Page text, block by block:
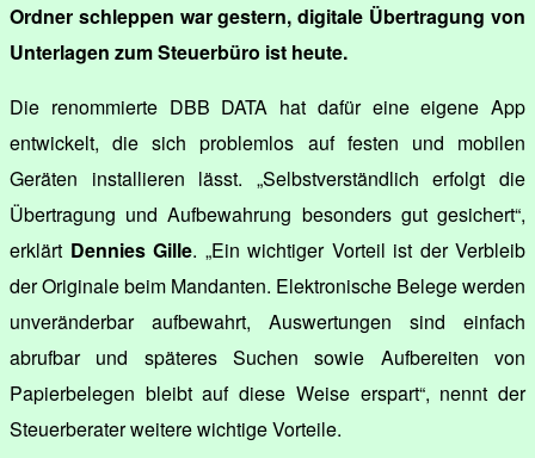
Ordner schleppen war gestern, digitale Übertragung von
Unterlagen zum Steuerbüro ist heute.
Die renommierte DBB DATA hat dafür eine eigene App
entwickelt, die sich problemlos auf festen und mobilen
Geräten installieren lässt. „Selbstverständlich erfolgt die
Übertragung und Aufbewahrung besonders gut gesichert“,
erklärt Dennies Gille. „Ein wichtiger Vorteil ist der Verbleib
der Originale beim Mandanten. Elektronische Belege werden
unveränderbar aufbewahrt, Auswertungen sind einfach
abrufbar und späteres Suchen sowie Aufbereiten von
Papierbelegen bleibt auf diese Weise erspart“, nennt der
Steuerberater weitere wichtige Vorteile.